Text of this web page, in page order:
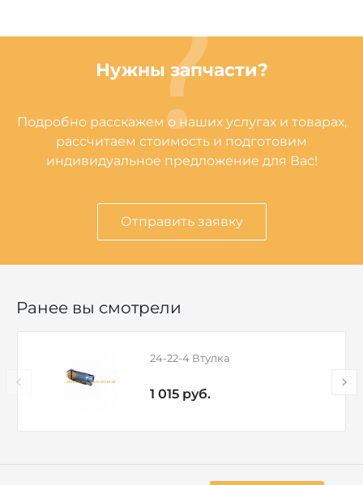
Нужны запчасти?
Подробно расскажем о наших услугах и товарах,
рассчитаем стоимость и подготовим
индивидуальное предложение для Вас!
Отправить заявку
Ранее вы смотрели
24-22-4 Втулка
1 015 руб.